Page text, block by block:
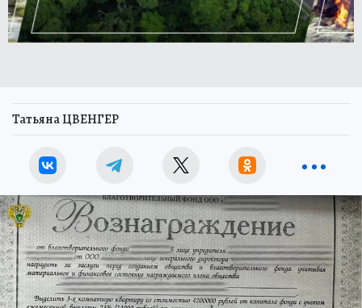
Татьяна ЦВЕНГЕР